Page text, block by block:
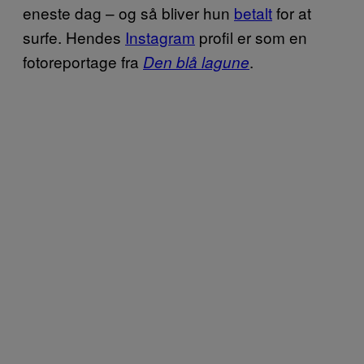
eneste dag – og så bliver hun betaltfor at
surfe. Hendes Instagram profil er som en
fotoreportage fra Den blå lagune.